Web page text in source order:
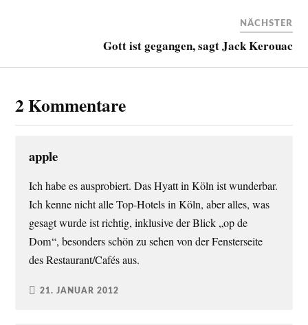
NÄCHSTER
Gott ist gegangen, sagt Jack Kerouac
2 Kommentare
apple
Ich habe es ausprobiert. Das Hyatt in Köln ist wunderbar.
Ich kenne nicht alle Top-Hotels in Köln, aber alles, was
gesagt wurde ist richtig, inklusive der Blick „op de
Dom“, besonders schön zu sehen von der Fensterseite
des Restaurant/Cafés aus.
21. JANUAR 2012